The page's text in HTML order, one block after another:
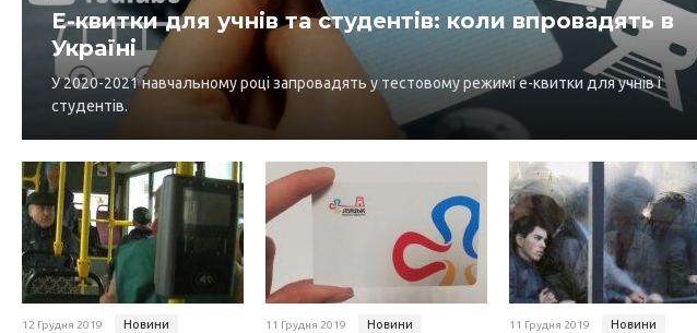
Е-квитки для учнів та студентів: коли впровадять в
Україні
У 2020-2021 навчальному році запровадять у тестовому режимі е-квитки для учнів і
студентів.
12 Грудня 2019 Новини 11 Грудня 2019 Новини 11 Грудня 2019 Новини